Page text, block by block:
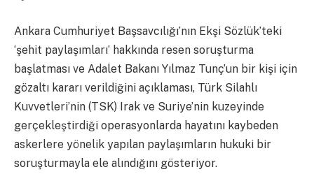
Ankara Cumhuriyet Başsavcılığı’nın Ekşi Sözlük’teki
‘şehit paylaşımları’ hakkında resen soruşturma
başlatması ve Adalet Bakanı Yılmaz Tunç’un bir kişi için
gözaltı kararı verildiğini açıklaması, Türk Silahlı
Kuvvetleri’nin (TSK) Irak ve Suriye’nin kuzeyinde
gerçekleştirdiği operasyonlarda hayatını kaybeden
askerlere yönelik yapılan paylaşımların hukuki bir
soruşturmayla ele alındığını gösteriyor.